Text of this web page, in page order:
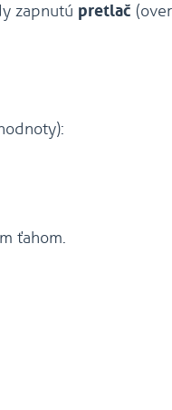
zapnutú pretlač
ťahom.